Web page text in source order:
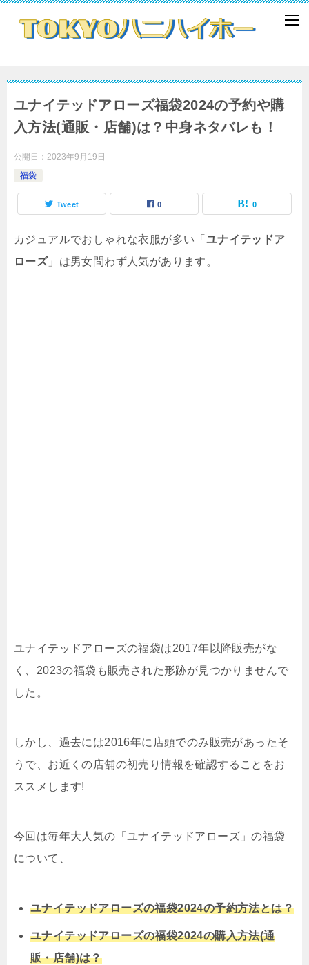
ユナイテッドアローズ福袋2024の予約や購
入方法(通販・店舗)は？中身ネタバレも！
公開日： 2023年9月19日
福袋
Tweet 0 0
カジュアルでおしゃれな衣服が多い「 ユナイテッドア
ローズ」は男女問わず人気があります。
ユナイテッドアローズの福袋は2017年以降販売がな
く、2023の福袋も販売された形跡が見つかりませんで
した。
しかし、過去には2016年に店頭でのみ販売があったそ
うで、お近くの店舗の初売り情報を確認することをお
ススメします!
今回は毎年大人気の「ユナイテッドアローズ」の福袋
について、
ユナイテッドアローズの福袋2024の予約方法とは？
ユナイテッドアローズの福袋2024の購入方法(通
販・店舗)は？